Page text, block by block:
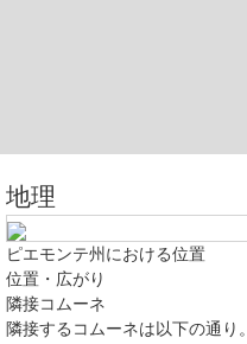
地理
ピエモンテ州における位置
位置・広がり
隣接コムーネ
隣接するコムーネは以下の通り。